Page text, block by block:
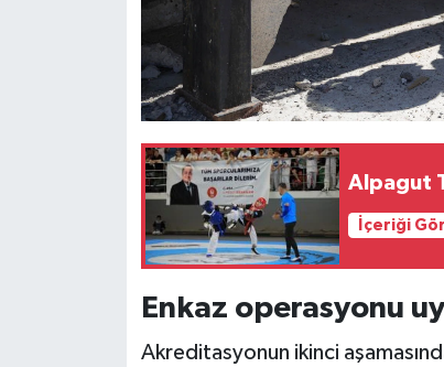
Alpagut
İçeriği
Enkaz operasyonu
Akreditasyonun ikinci